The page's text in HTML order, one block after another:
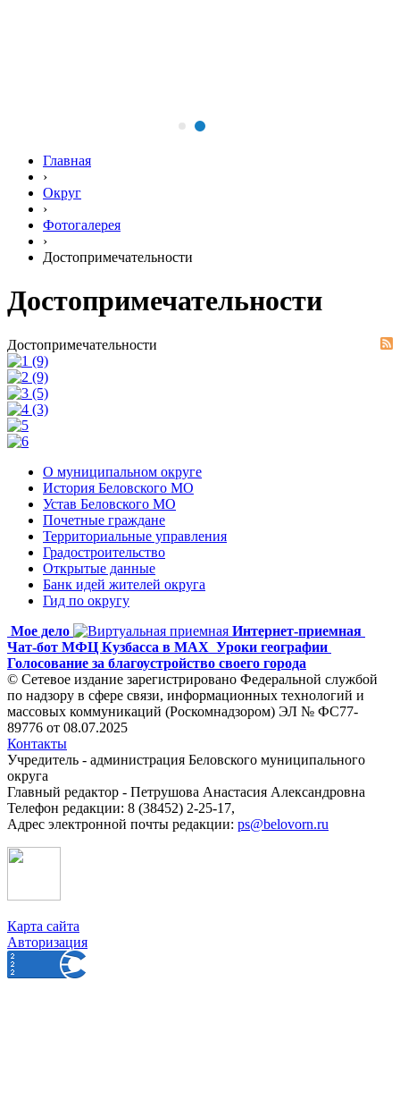
Главная
›
Округ
›
Фотогалерея
›
Достопримечательности
Достопримечательности
Достопримечательности
О муниципальном округе
История Беловского МО
Устав Беловского МО
Почетные граждане
Территориальные управления
Градостроительство
Открытые данные
Банк идей жителей округа
Гид по округу
Мое дело
Интернет-приемная
Чат-бот МФЦ Кузбасса в MAX Уроки географии
Голосование за благоустройство своего города
© Сетевое издание зарегистрировано Федеральной службой
по надзору в сфере связи, информационных технологий и
массовых коммуникаций (Роскомнадзором) ЭЛ № ФС77-
89776 от 08.07.2025
Контакты
Учредитель - администрация Беловского муниципального
округа
Главный редактор - Петрушова Анастасия Александровна
Телефон редакции: 8 (38452) 2-25-17,
Адрес электронной почты редакции: ps@belovorn.ru
Карта сайта
Авторизация